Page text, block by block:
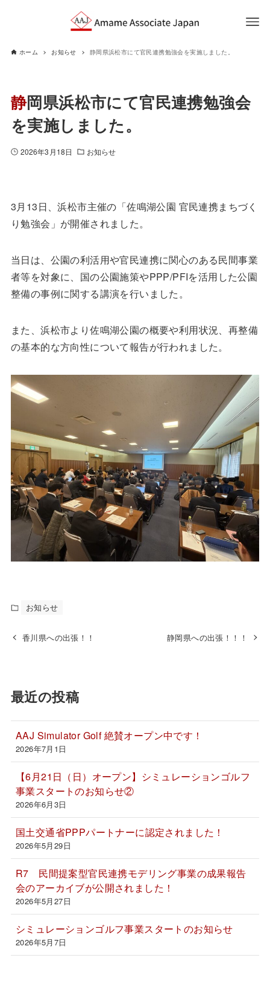
ホーム お知らせ 静岡県浜松市にて官民連携勉強会を実施しました。
静岡県浜松市にて官民連携勉強会
を実施しました。
2026年3月18日 お知らせ
3月13日、浜松市主催の「佐鳴湖公園 官民連携まちづく
り勉強会」が開催されました。
当日は、公園の利活用や官民連携に関心のある民間事業
者等を対象に、国の公園施策やPPP/PFIを活用した公園
整備の事例に関する講演を行いました。
また、浜松市より佐鳴湖公園の概要や利用状況、再整備
の基本的な方向性について報告が行われました。
お知らせ
香川県への出張！！ 静岡県への出張！！！
最近の投稿
AAJ Simulator Golf 絶賛オープン中です！
2026年7月1日
【6月21日（日）オープン】シミュレーションゴルフ
事業スタートのお知らせ②
2026年6月3日
国土交通省PPPパートナーに認定されました！
2026年5月29日
R7 民間提案型官民連携モデリング事業の成果報告
会のアーカイブが公開されました！
2026年5月27日
シミュレーションゴルフ事業スタートのお知らせ
2026年5月7日